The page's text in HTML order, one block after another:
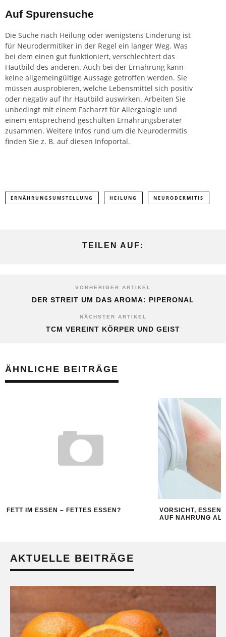
Auf Spurensuche
Die Suche nach Heilung oder wenigstens Linderung ist
für Neurodermitiker in der Regel ein langer Weg. Was
bei dem einen gut funktioniert, verschlechtert das
Hautbild des anderen. Auch bei der Ernährung kann
keine allgemeingültige Aussage getroffen werden. Sie
müssen ausprobieren, welche Lebensmittel sich positiv
oder negativ auf Ihr Hautbild auswirken. Arbeiten Sie
unbedingt mit einem Facharzt für Allergologie und
einem entsprechend geschulten Ernährungsberater
zusammen. Weitere Infos rund um die Neurodermitis
finden Sie z. B. auf diesen Infoportal.
ERNÄHRUNGSUMSTELLUNG HEILUNG NEURODERMITIS
TEILEN AUF:
VORHERIGER ARTIKEL
DER STREIT UM DAS AROMA: PIPERONAL
NÄCHSTER ARTIKEL
TCM VEREINT KÖRPER UND GEIST
ÄHNLICHE BEITRÄGE
FETT IM ESSEN – FETTES ESSEN?
VORSICHT,
AUF NAHRUNG
AKTUELLE BEITRÄGE